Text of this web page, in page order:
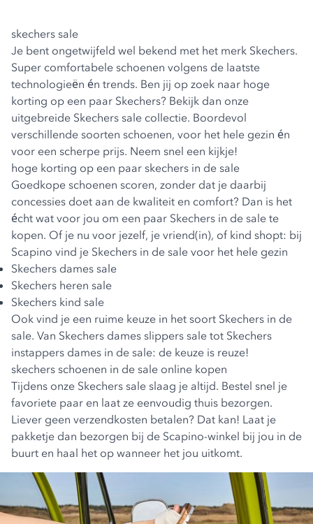
skechers sale
Je bent ongetwijfeld wel bekend met het merk Skechers.
Super comfortabele schoenen volgens de laatste
technologieën én trends. Ben jij op zoek naar hoge
korting op een paar Skechers? Bekijk dan onze
uitgebreide Skechers sale collectie. Boordevol
verschillende soorten schoenen, voor het hele gezin én
voor een scherpe prijs. Neem snel een kijkje!
hoge korting op een paar skechers in de sale
Goedkope schoenen scoren, zonder dat je daarbij
concessies doet aan de kwaliteit en comfort? Dan is het
écht wat voor jou om een paar Skechers in de sale te
kopen. Of je nu voor jezelf, je vriend(in), of kind shopt: bij
Scapino vind je Skechers in de sale voor het hele gezin
Skechers dames sale
Skechers heren sale
Skechers kind sale
Ook vind je een ruime keuze in het soort Skechers in de
sale. Van Skechers dames slippers sale tot Skechers
instappers dames in de sale: de keuze is reuze!
skechers schoenen in de sale online kopen
Tijdens onze Skechers sale slaag je altijd. Bestel snel je
favoriete paar en laat ze eenvoudig thuis bezorgen.
Liever geen verzendkosten betalen? Dat kan! Laat je
pakketje dan bezorgen bij de Scapino-winkel bij jou in de
buurt en haal het op wanneer het jou uitkomt.